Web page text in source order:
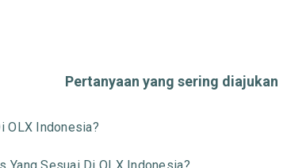
Pertanyaan yang sering diajukan
OLX Indonesia?